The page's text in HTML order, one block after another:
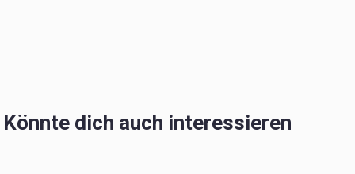
Könnte dich auch interessieren